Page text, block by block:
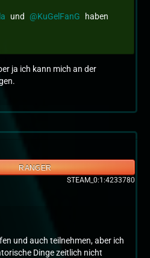
und KuGelFanG
haben
ja ich kann mich an der
RANGER
STEAM_0:1:4233780
und auch teilnehmen, aber ich
Dinge zeitlich nicht